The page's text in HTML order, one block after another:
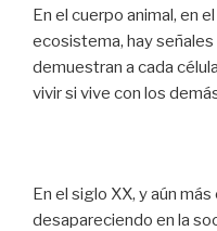
En el cuerpo animal, en
ecosistema, hay
demuestran a cada
vivir si vive con los
En el siglo XX, y aún
desapareciendo en la